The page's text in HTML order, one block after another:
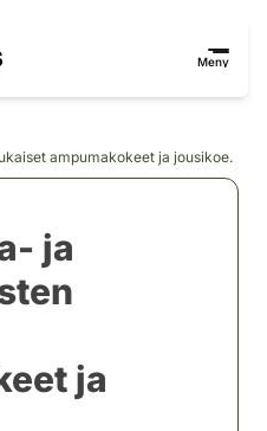
Meny
ampumakokeet ja jousikoe.
ja
ja